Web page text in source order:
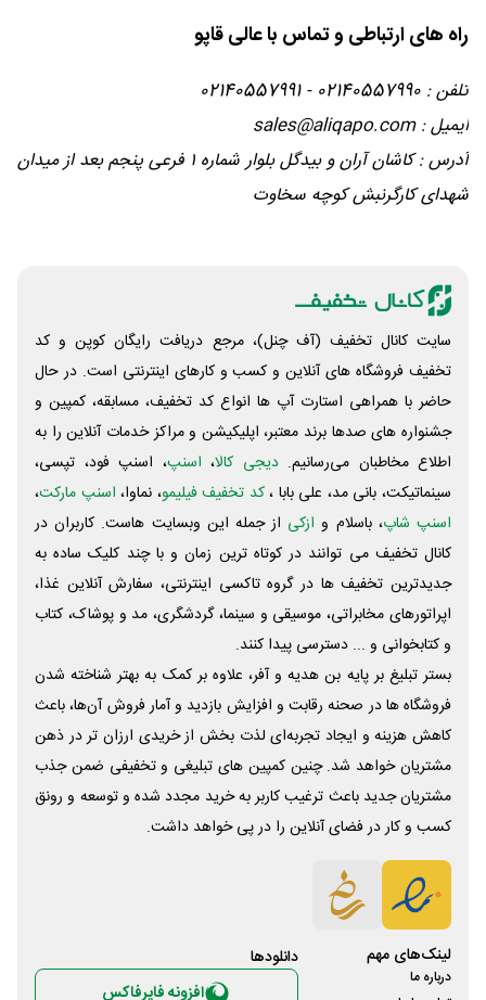
راه های ارتباطی و تماس با عالی قاپو
تلفن : 02140557990 - 02140557991
ایمیل : sales@aliqapo.com
آدرس : کاشان آران و بیدگل بلوار شماره ۱ فرعی پنجم بعد از میدان
شهدای کارگرنبش کوچه سخاوت
سایت کانال تخفیف (آف چنل)، مرجع دریافت رایگان کوپن و کد
تخفیف فروشگاه های آنلاین و کسب و‌ کارهای اینترنتی است. در حال
حاضر با همراهی استارت آپ ها انواع کد تخفیف، مسابقه، کمپین و
جشنواره های صدها برند معتبر، اپلیکیشن و مراکز خدمات آنلاین را به
اطلاع مخاطبان می‌رسانیم. دیجی کالا، اسنپ، اسنپ فود، تپسی،
سینماتیکت، بانی مد، علی‌ بابا ،کد تخفیف فیلیمو، نماوا، اسنپ مارکت،
اسنپ شاپ، باسلام و ازکی از جمله این وبسایت ‌هاست. کاربران در
کانال تخفیف می توانند در کوتاه ترین زمان و با چند کلیک ساده به
جدیدترین تخفیف ها در گروه تاکسی اینترنتی، سفارش آنلاین غذا،
اپراتورهای مخابراتی، موسیقی و سینما، گردشگری، مد و پوشاک، کتاب
و کتابخوانی و ... دسترسی پیدا کنند.
بستر تبلیغ بر پایه بن هدیه و آفر، علاوه بر کمک به بهتر شناخته شدن
فروشگاه ها در صحنه رقابت و افزایش بازدید و آمار فروش آن‌ها، باعث
کاهش هزینه و ایجاد تجربه‌ای لذت بخش از خریدی ارزان تر در ذهن
مشتریان خواهد شد. چنین کمپین های تبلیغی و تخفیفی ضمن جذب
مشتریان جدید باعث ترغیب کاربر به خرید مجدد شده و توسعه و رونق
کسب و کار در فضای آنلاین را در پی خواهد داشت.
لینک‌های مهم
درباره ما
دانلود‌ها
افزونه فایرفاکس